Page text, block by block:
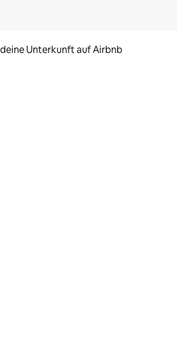
Unterkunft auf Airbnb